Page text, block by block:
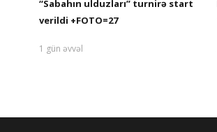
“Sabahın ulduzları” turnirə start
verildi +FOTO=27
1 gün əvvəl